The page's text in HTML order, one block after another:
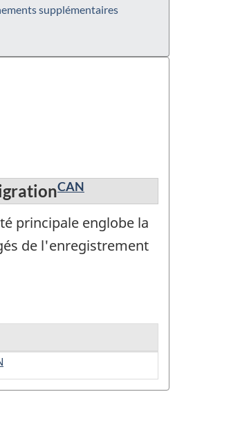
supplémentaires
CAN
principale englobe la
de l'enregistrement